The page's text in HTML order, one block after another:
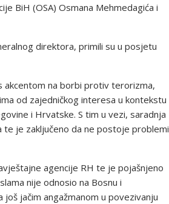
BiH (OSA) Osmana Mehmedagića i
direktora, primili su u posjetu
akcentom na borbi protiv terorizma,
od zajedničkog interesa u kontekstu
i Hrvatske. S tim u vezi, saradnja
te je zaključeno da ne postoje problemi
agencije RH te je pojašnjeno
nije odnosio na Bosnu i
jačim angažmanom u povezivanju